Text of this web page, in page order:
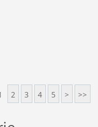
2 3 4 5 > >>